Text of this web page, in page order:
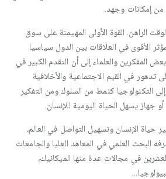
إمكانات وجهد.
الراهن. القوة الأولى المهيمنة على سوق
الأقوى في العلاقات بين الدول سياسيا
المفكرين والعلماء إلى أن التقدم الكبير في
تدهور في القيم الاجتماعية والأخلاقية
التكنولوجيا كنمط من السلوك ومن التفكير
جهاز يسهل الحياة اليومية للإنسان.
حياة الإنسان وتسهيل التواصل في العالم،
البحث العلمي في المعاهد العليا والجامعات
في مجالات عدة منها الميكانيك،